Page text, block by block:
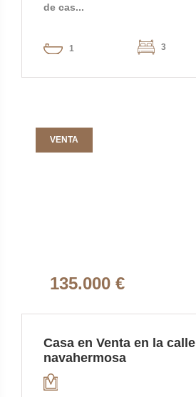
de cas...
1 3
VENTA
135.000 €
Casa en Venta en la calle
navahermosa